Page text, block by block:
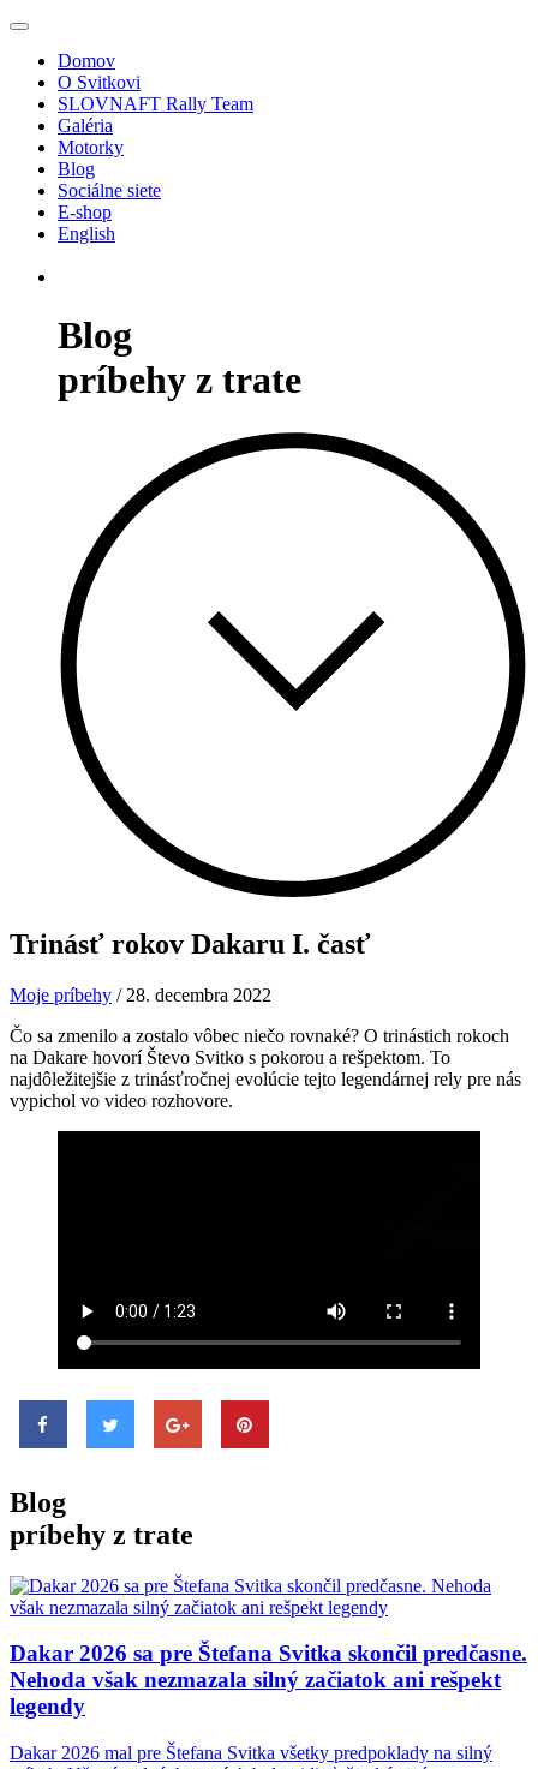
Domov
O Svitkovi
SLOVNAFT Rally Team
Galéria
Motorky
Blog
Sociálne siete
E-shop
English
Blog
príbehy z trate
Trinásť rokov Dakaru I. časť
Moje príbehy / 28. decembra 2022
Čo sa zmenilo a zostalo vôbec niečo rovnaké? O trinástich rokoch
na Dakare hovorí Števo Svitko s pokorou a rešpektom. To
najdôležitejšie z trinásťročnej evolúcie tejto legendárnej rely pre nás
vypichol vo video rozhovore.
Blog
príbehy z trate
Dakar 2026 sa pre Štefana Svitka skončil predčasne.
Nehoda však nezmazala silný začiatok ani rešpekt
legendy
Dakar 2026 mal pre Štefana Svitka všetky predpoklady na silný